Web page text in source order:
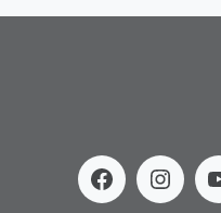
Facebook